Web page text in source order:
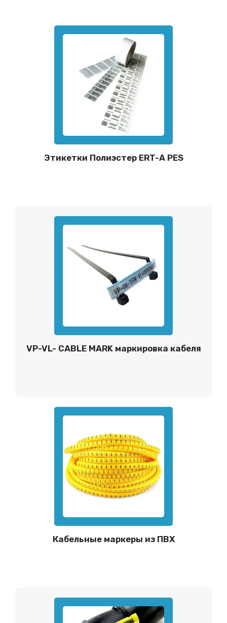
Этикетки Полиэстер ERT-A PES
VP-VL- CABLE MARK маркировка кабеля
Кабельные маркеры из ПВХ